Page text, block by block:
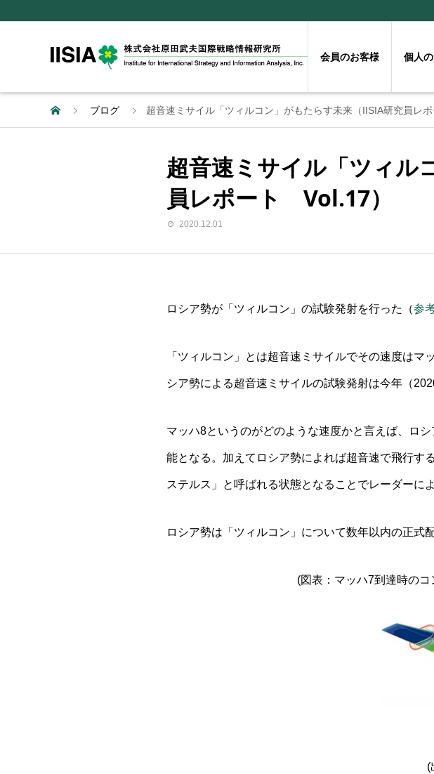
会員のお客様 個人
ブログ 超音速ミサイル「ツィルコン」がもたらす未来（IISIA研究員レ
超音速ミサイル「ツィル
員レポート Vol.17）
2020.12.01
ロシア勢が「ツィルコン」の試験発射を行った（参
「ツィルコン」とは超音速ミサイルでその速度は
シア勢による超音速ミサイルの試験発射は今年（
マッハ8というのがどのような速度かと言えば、ロ
能となる。加えてロシア勢によれば超音速で飛行す
ステルス」と呼ばれる状態となることでレーダーに
ロシア勢は「ツィルコン」について数年以内の正式
(図表：マッハ7到達時の
(